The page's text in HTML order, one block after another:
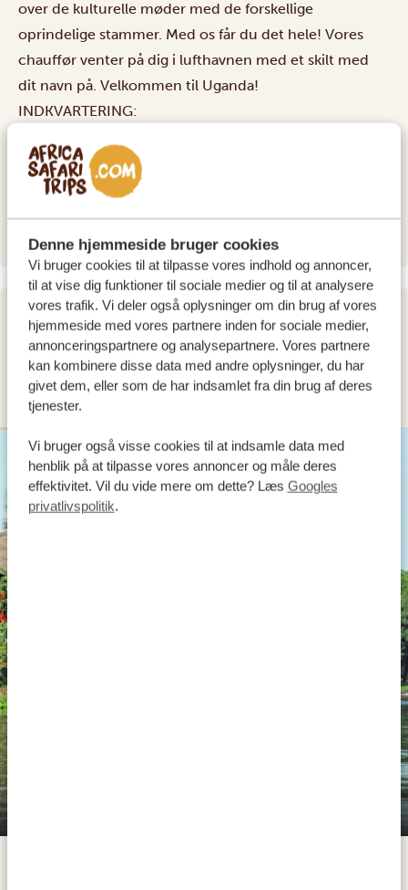
Denne hjemmeside bruger cookies
Vi bruger cookies til at tilpasse vores indhold og annoncer,
til at vise dig funktioner til sociale medier og til at analysere
vores trafik. Vi deler også oplysninger om din brug af vores
hjemmeside med vores partnere inden for sociale medier,
annonceringspartnere og analysepartnere. Vores partnere
kan kombinere disse data med andre oplysninger, du har
givet dem, eller som de har indsamlet fra din brug af deres
tjenester.
Vi bruger også visse cookies til at indsamle data med
henblik på at tilpasse vores annoncer og måle deres
effektivitet. Vil du vide mere om dette? Læs Googles
privatlivspolitik.
over de kulturelle møder med de forskellige
oprindelige stammer. Med os får du det hele! Vores
chauffør venter på dig i lufthavnen med et skilt med
dit navn på. Velkommen til Uganda!
INDKVARTERING:
SILVER Karibu Guesthouse Entebbe
GOLD Lake Victoria Serena Golf Resort and Spa
DAG 2
KØR FRA ENTEBBE / KAMPALA TIL
JINJA
SILVER